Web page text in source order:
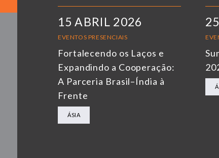
15 ABRIL 2026
EVENTOS PRESENCIAIS
Fortalecendo os Laços e
Expandindo a Cooperação:
A Parceria Brasil–Índia à
Frente
ÁSIA